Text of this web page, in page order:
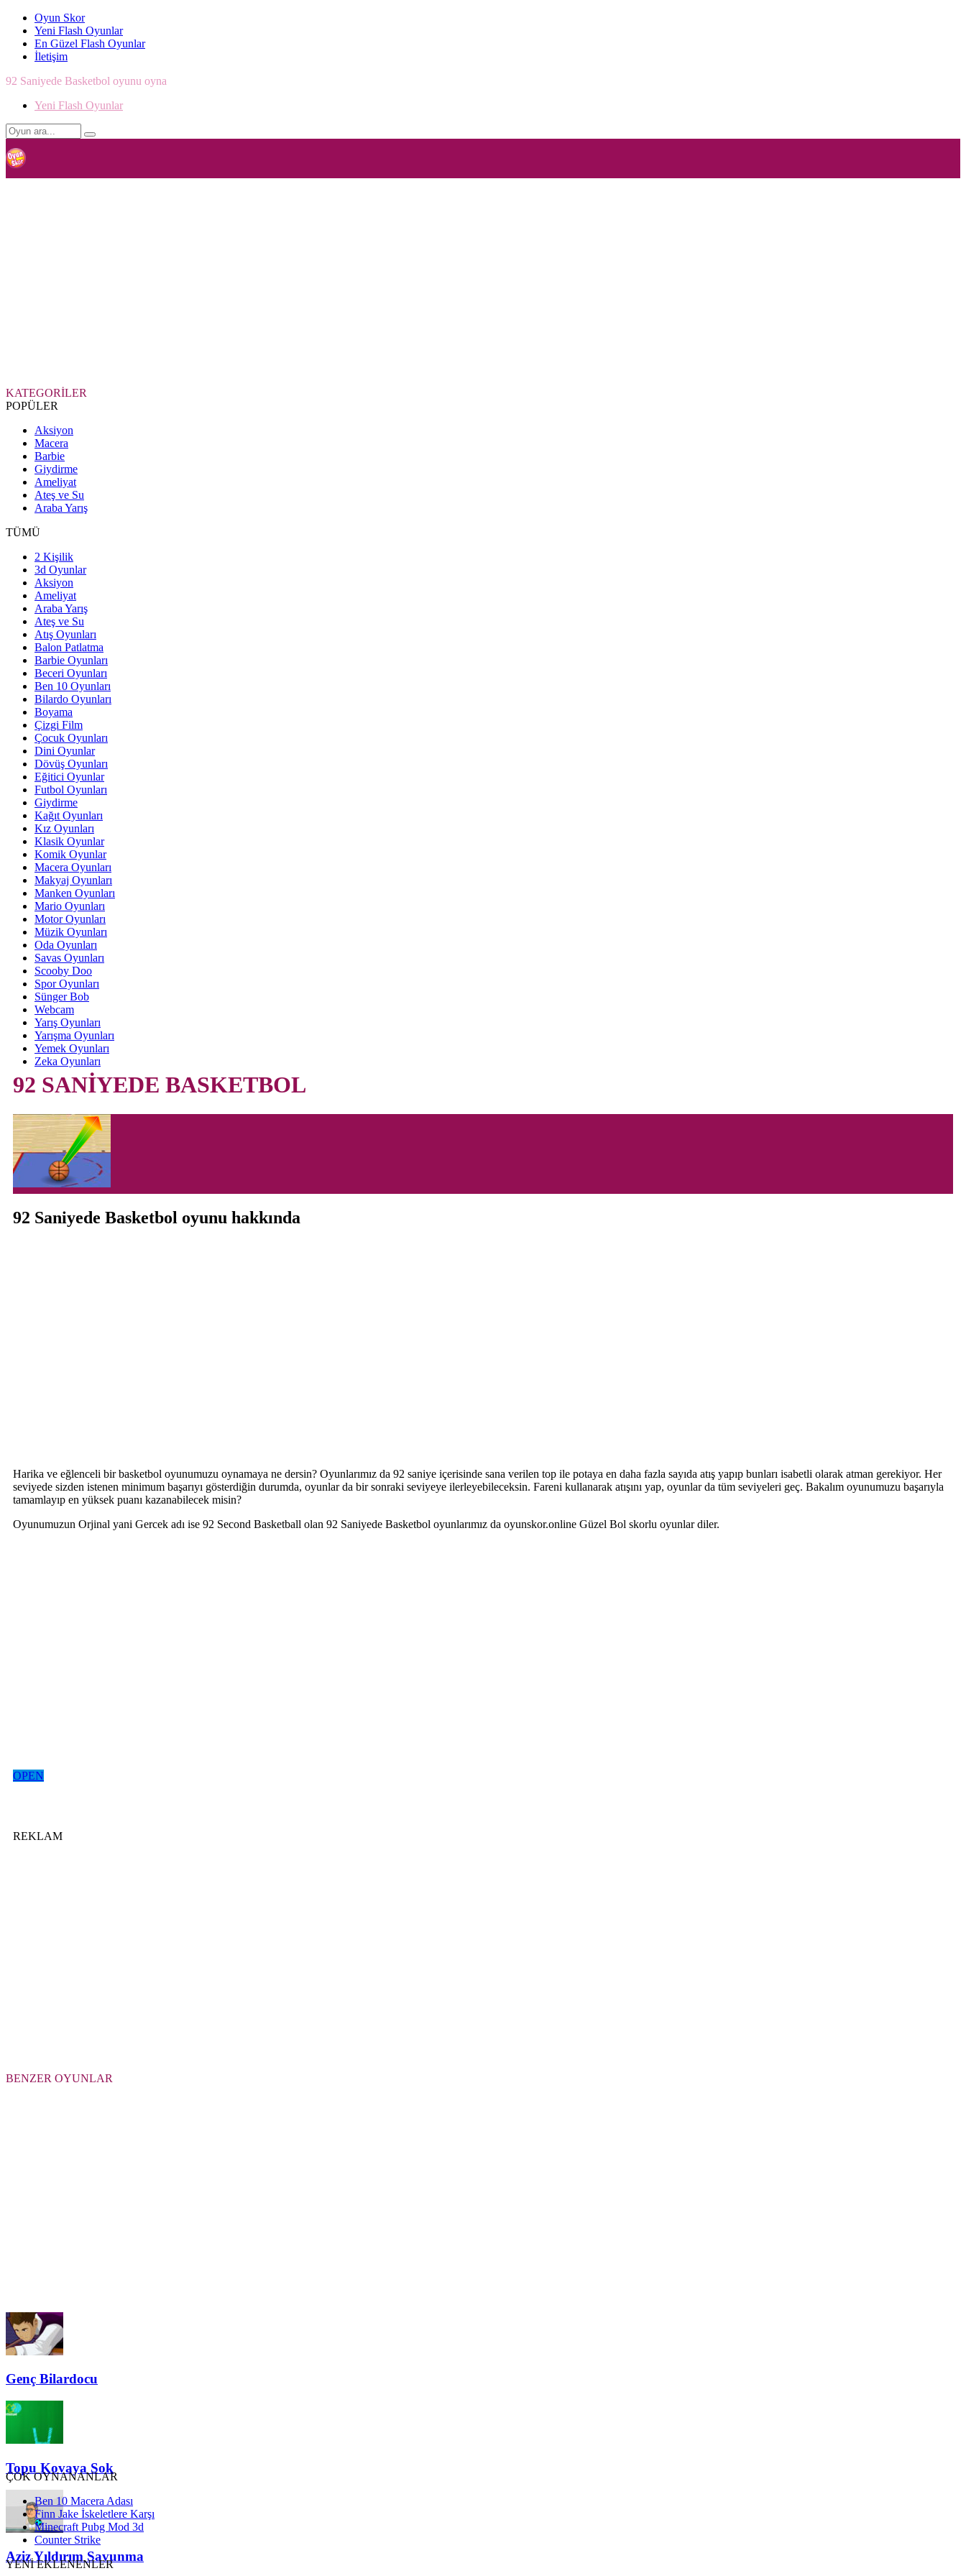
Oyun Skor
Yeni Flash Oyunlar
En Güzel Flash Oyunlar
İletişim
92 Saniyede Basketbol oyunu oyna
Yeni Flash Oyunlar
KATEGORİLER
POPÜLER
Aksiyon
Macera
Barbie
Giydirme
Ameliyat
Ateş ve Su
Araba Yarış
TÜMÜ
2 Kişilik
3d Oyunlar
Aksiyon
Ameliyat
Araba Yarış
Ateş ve Su
Atış Oyunları
Balon Patlatma
Barbie Oyunları
Beceri Oyunları
Ben 10 Oyunları
Bilardo Oyunları
Boyama
Çizgi Film
Çocuk Oyunları
Dini Oyunlar
Dövüş Oyunları
Eğitici Oyunlar
Futbol Oyunları
Giydirme
Kağıt Oyunları
Kız Oyunları
Klasik Oyunlar
Komik Oyunlar
Macera Oyunları
Makyaj Oyunları
Manken Oyunları
Mario Oyunları
Motor Oyunları
Müzik Oyunları
Oda Oyunları
Savas Oyunları
Scooby Doo
Spor Oyunları
Sünger Bob
Webcam
Yarış Oyunları
Yarışma Oyunları
Yemek Oyunları
Zeka Oyunları
92 SANİYEDE BASKETBOL
92 Saniyede Basketbol oyunu hakkında
Harika ve eğlenceli bir basketbol oyunumuzu oynamaya ne dersin? Oyunlarımız da 92 saniye içerisinde sana verilen top ile potaya en daha fazla sayıda atış yapıp bunları isabetli olarak atman gerekiyor. Her
seviyede sizden istenen minimum başarıyı gösterdiğin durumda, oyunlar da bir sonraki seviyeye ilerleyebileceksin. Fareni kullanarak atışını yap, oyunlar da tüm seviyeleri geç. Bakalım oyunumuzu başarıyla
tamamlayıp en yüksek puanı kazanabilecek misin?
Oyunumuzun Orjinal yani Gercek adı ise 92 Second Basketball olan 92 Saniyede Basketbol oyunlarımız da oyunskor.online Güzel Bol skorlu oyunlar diler.
OPEN
REKLAM
BENZER OYUNLAR
Genç Bilardocu
Topu Kovaya Sok
Aziz Yıldırım Savunma
ÇOK OYNANANLAR
Ben 10 Macera Adası
Finn Jake İskeletlere Karşı
Minecraft Pubg Mod 3d
Counter Strike
YENİ EKLENENLER